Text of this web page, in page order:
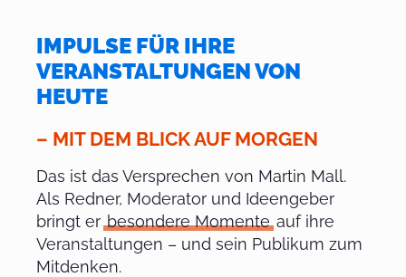
IMPULSE FÜR IHRE
VERANSTALTUNGEN VON
HEUTE
– MIT DEM BLICK AUF MORGEN
Das ist das Versprechen von Martin Mall.
Als Redner, Moderator und Ideengeber
bringt erbesondere Momenteauf ihre
Veranstaltungen – und sein Publikum zum
Mitdenken.